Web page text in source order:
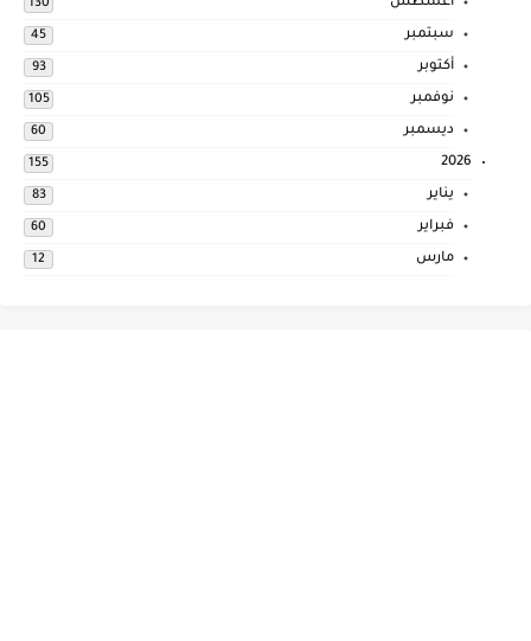
أغسطس 130
سبتمبر 45
أكتوبر 93
نوفمبر 105
ديسمبر 60
2026
155
يناير 83
فبراير 60
مارس 12